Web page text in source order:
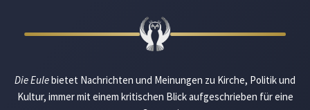
Die Eulebietet Nachrichten und Meinungen zu Kirche, Politik und
Kultur, immer mit einem kritischen Blick aufgeschrieben für eine